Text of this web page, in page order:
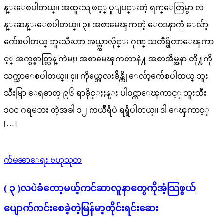
န္းေစပါတယ္။ အထူးသျဖင့္ ပူျပင္းတဲ့ ရက္ေတြမွာ လ
န္းဆန္းေစပါတယ္။ ၃။ အစာမေၾကတဲ့ ေဝဒနာကို ေလ်ာ့
က်ေစပါတယ္ ဘူးသီးဟာ အယ္လ္ကာလိုင္း ဂုဏ္ သတၱိရွိတာေၾကာ
င့္ အက္စစ္ဓာတ္လြန္ ကဲမႈ၊ အစာမေၾကတာနဲ႔ အစာအိမ္အနာ တို႔ကို
သက္သာေစပါတယ္။ ၄။ ကိုယ္အေလးခ်ိန္ကို ေလ်ာ့က်ေစပါတယ္ ဘူး
သီးမြာ ေရဓာတ္ ၉၆ ရာခိုင္ႏႈန္း ပါဝင္တာေၾကာင့္ ဘူးသီး
၁၀ဝ ဂရမၥား တဲ့အခါ ၁၂ ကယႅိဳရီပဲ ရရွိပါတယ္။ ဒါ ေၾကာင့္
[…]
က်မၼာေရး ဗဟုသုတ
( ၃ )လပဲခံတော့မယ့်ကင်ဆာလူနာတွေကိုအံ့သြဖွယ်
ပျောက်ကင်းစေခဲ့တဲ့မြန်မာ့တိုင်းရင်းဆေး